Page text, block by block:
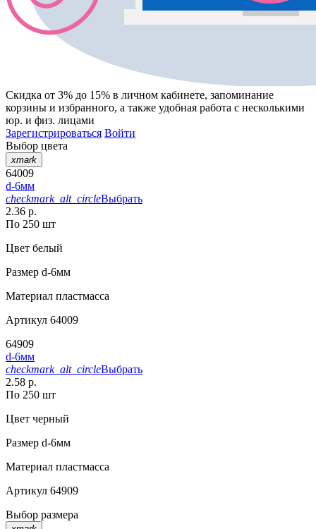
Скидка от 3% до 15% в личном кабинете, запоминание
корзины и избранного, а также удобная работа с несколькими
юр. и физ. лицами
Зарегистрироваться Войти
Выбор цвета
xmark
64009
d-6мм
checkmark_alt_circleВыбрать
2.36 р.
По 250 шт
Цвет белый
Размер d-6мм
Материал пластмасса
Артикул 64009
64909
d-6мм
checkmark_alt_circleВыбрать
2.58 р.
По 250 шт
Цвет черный
Размер d-6мм
Материал пластмасса
Артикул 64909
Выбор размера